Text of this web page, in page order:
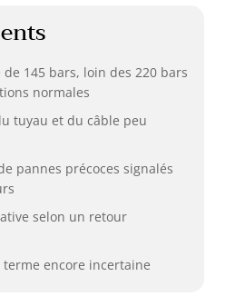
de 145 bars, loin des 220 bars
normales
tuyau et du câble peu
pannes précoces signalés
selon un retour
encore incertaine